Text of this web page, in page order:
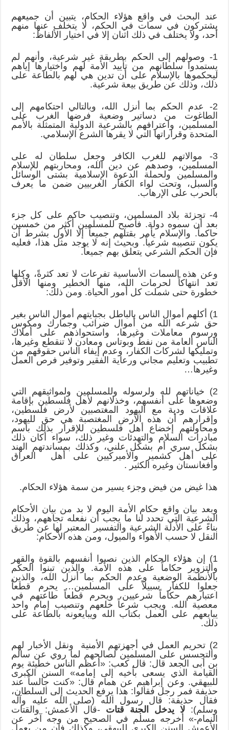
عند البحث في واقع هؤلاء الحكام، يتبين أن جميعهم
يشتركون في سمات في الحكم، لا يتخلف عنها منهم
أحد، ولا يختلف في ذلك اثنان إلا في اختيار الألفاظ:
1- وصولهم إلى الحكم بطريقة غير شرعية، وأنهم لم
يستمدوا سلطانهم من تأييد الأمة لهم واختيارها إياهم
ليحكموها بالإسلام على أن تدين هي لهم بالطاعة على
ذلك، وذلك عن طريق بيعة شرعية.
2- عدم الحكم بما أنزل الله، وبالتالي احتكامهم إلى
الطاغوت من دساتير وضعية فرضها الغرب على
المسلمين، واعترافهم بالشرعية الدولية المتمثلة بالأمم
المتحدة وقراراتها التي لا يقرها الشرع الإسلامي.
3- موالاتهم للغرب الكافر وجعل سلطان له على
المسلمين، وصدهم عن دين الله، ومحاربتهم للإسلام
والمسلمين ولحملة الدعوة الإسلامية بشتى الوسائل
والسبل، وتحت لواء الكفار الغربيين ضمن ما يعرف
بالحرب على الإرهاب.
4- تجزئة بلاد المسلمين، وتنصيب حاكم على كل جزء
بعد أن سموه دولة. فأصبح للمسلمين أكثر من خمسين
حاكماً. والإسلام يأمر بقتلهم جميعاً إلا الأول بشرط أن
يكون تنصيبه شرعياً. وبحيث إنه لا يوجد مثل هذا، فعليه
فإن الحكم الشرعي يتعلق بهم جميعاً.
وعن هذه السمات الأساسية تفرعات لا تعد كثرةً، وكلها
تعد انتهاكاً لحرمات الله، منها الخطير ومنها الأقل
خطورة حتى شملت كل أمور الحياة. ومن ذلك:
1) أكلهم أموال الناس بالباطل بجبايتهم أموال الناس بغير
حق شرعه الله من أموال ضرائب وجمارك ومكوس
ورسوم معاملات وغيرها، واستحواذهم على أملاك
الناس العامة من نفط وبوتاس ومعادن لا تنقطع وغيرها،
وتمليكها لشركات الكفار، وعدم إيفاء الناس حقوقهم من
تطبيب وتعليم مجاني ورعاية الفقير وتوفير فرص العمل
وغيرها…
2) خياناتهم لله ولرسوله وللمسلمين ولمواثيقهم التي
وضعوها على أنفسهم، وخذلانهم لأهل فلسطين بإقامة
علاقات ودية مع اليهود المغتصبين لأرض فلسطين،
وإقرارهم أن هذه الأرض المغتصبة هي حق لليهود،
ومحاولتهم إخضاع أهل فلسطين للإقرار بذلك باسم
مبادرات السلام والتهدئات وغير ذلك، سواء أكان ذلك
بشكل سري أم بشكل علني، وكذلك بمساندتهم الهند
على أهل كشمير والأميركيين على أهل العراق
وأفغانستان وغيره الكثير .
هذا غيض من فيض وجزء يسير من سمة هؤلاء الحكام.
وبعد بيان واقع حكام الأمة اليوم لا بد من بيان الأحكام
الشرعية التي تحدد لنا ما يجب أن نفعله تجاههم، وذلك
بناءً على الأدلة الشرعية والتفسير المعتبر لها عن طريق
النقل لا حسب الأهواء والميول، ومن هذه الأحكام:
1) إن هؤلاء الحكام الذين نصبوا أنفسهم بالقوة والقهر
والتزوير حكاماً على هذه الأمة. والذين تبنوا الحكم
بالأنظمة الوضعية وعدم الحكم بما أنزل الله، والذين
جعلوا للكفار سبيلاً على المسلمين… يحرم قطعاً
اعتبارهم حكاماً شرعيين، ويحرم قطعاً طاعتهم في
معصية الله. ويجب شرعاً خلعهم وتنصيب إمام واحد
يبايعهم على العمل بكتاب الله ويبايعونه بالطاعة على
ذلك.
2) تحريم العمل في أجهزتهم الأمنية ونقل الأخبار لهم
والتجسس على المسلمين لصالحهم لما روي عن سالم
بن أبى الجعد قال: قال كعب: «أعظم الناس خطيئة يوم
القيامة الذي يسعى بأخيه إلى إمامه» السنن الكبرى
للبيهقي. وعن إبراهيم عن همام قال: «كنت جالساً عند
حذيفة فمر رجل فقالوا: هذا يرفع الحديث إلى السلطان،
فقال حذيفة: قال رسول الله (صلى الله عليه وآله
وسلم):لا يدخل الجنة قتات -قال الأعمش: والقتات
النمام-» أخرجه مسلم في الصحيح من وجه آخر عن
الأعمش السنن الكبرى للبيهقي، وكذلك فإن من يعمل